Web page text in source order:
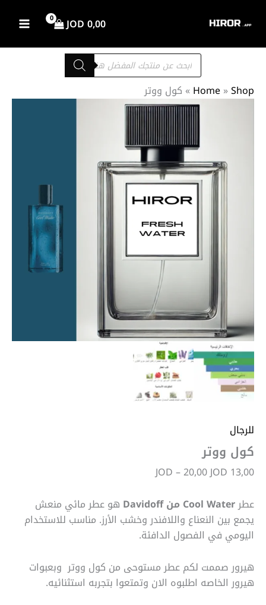
0,00
JOD
Products
search
Home»Shop
» كول ووتر
للرجال
كول ووتر
13,00
JOD–20,00JOD
نطاق
من
خلال
عطرCool Water من Davidoff هو عطر مائي منعش
يجمع بين النعناع واللافندر وخشب الأرز. مناسب للاستخدام
اليومي في الفصول الدافئة.
هيرور صممت لكم عطر مستوحى من كول ووتر وبعبوات
هيرور الخاصه اطلبوه الان وتمتعوا بتجربه استثنائيه.
كمية